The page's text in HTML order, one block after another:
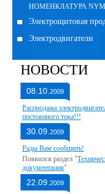
НОМЕНКЛАТУРА NYM
Электрощитовая
Электродвигатели
НОВОСТИ
08.10. 2009
Распродажа
постоянного тока!!!
30.09. 2009
Рады Вам сообщить!
Появился раздел "
документация"
22.09. 2009